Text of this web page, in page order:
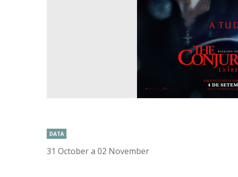
DATA
31 October a 02 November